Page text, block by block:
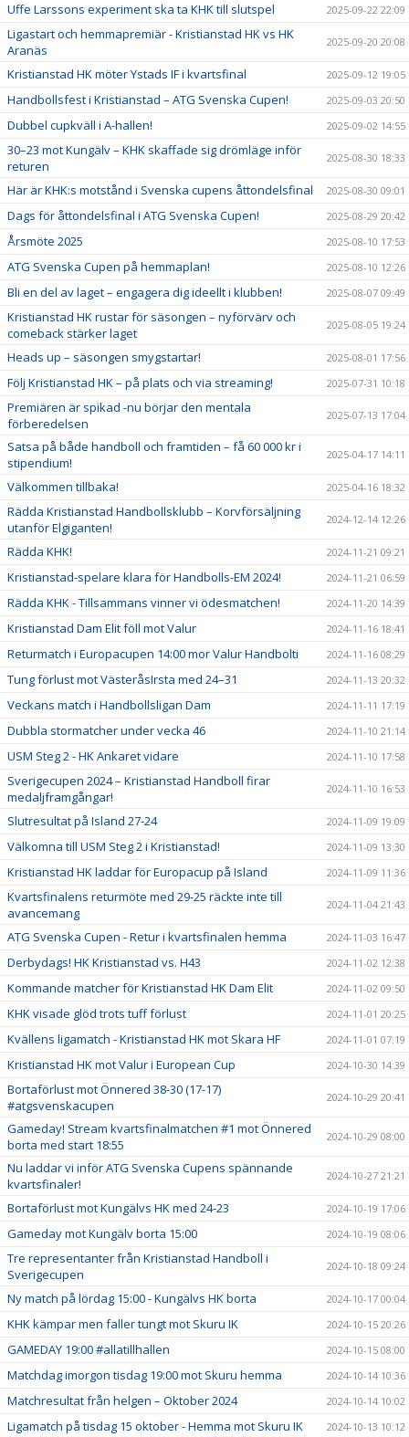
Uffe Larssons experiment ska ta KHK till slutspel 2025-09-22 22:09
Ligastart och hemmapremiär - Kristianstad HK vs HK
Aranäs
2025-09-20 20:08
Kristianstad HK möter Ystads IF i kvartsfinal 2025-09-12 19:05
Handbollsfest i Kristianstad – ATG Svenska Cupen! 2025-09-03 20:50
Dubbel cupkväll i A-hallen! 2025-09-02 14:55
30–23 mot Kungälv – KHK skaffade sig drömläge inför
returen
2025-08-30 18:33
Här är KHK:s motstånd i Svenska cupens åttondelsfinal 2025-08-30 09:01
Dags för åttondelsfinal i ATG Svenska Cupen! 2025-08-29 20:42
Årsmöte 2025 2025-08-10 17:53
ATG Svenska Cupen på hemmaplan! 2025-08-10 12:26
Bli en del av laget – engagera dig ideellt i klubben! 2025-08-07 09:49
Kristianstad HK rustar för säsongen – nyförvärv och
comeback stärker laget
2025-08-05 19:24
Heads up – säsongen smygstartar! 2025-08-01 17:56
Följ Kristianstad HK – på plats och via streaming! 2025-07-31 10:18
Premiären är spikad -nu börjar den mentala
förberedelsen
2025-07-13 17:04
Satsa på både handboll och framtiden – få 60 000 kr i
stipendium!
2025-04-17 14:11
Välkommen tillbaka! 2025-04-16 18:32
Rädda Kristianstad Handbollsklubb – Korvförsäljning
utanför Elgiganten!
2024-12-14 12:26
Rädda KHK! 2024-11-21 09:21
Kristianstad-spelare klara för Handbolls-EM 2024! 2024-11-21 06:59
Rädda KHK - Tillsammans vinner vi ödesmatchen! 2024-11-20 14:39
Kristianstad Dam Elit föll mot Valur 2024-11-16 18:41
Returmatch i Europacupen 14:00 mor Valur Handbolti 2024-11-16 08:29
Tung förlust mot VästeråsIrsta med 24–31 2024-11-13 20:32
Veckans match i Handbollsligan Dam 2024-11-11 17:19
Dubbla stormatcher under vecka 46 2024-11-10 21:14
USM Steg 2 - HK Ankaret vidare 2024-11-10 17:58
Sverigecupen 2024 – Kristianstad Handboll firar
medaljframgångar!
2024-11-10 16:53
Slutresultat på Island 27-24 2024-11-09 19:09
Välkomna till USM Steg 2 i Kristianstad! 2024-11-09 13:30
Kristianstad HK laddar för Europacup på Island 2024-11-09 11:36
Kvartsfinalens returmöte med 29-25 räckte inte till
avancemang
2024-11-04 21:43
ATG Svenska Cupen - Retur i kvartsfinalen hemma 2024-11-03 16:47
Derbydags! HK Kristianstad vs. H43 2024-11-02 12:38
Kommande matcher för Kristianstad HK Dam Elit 2024-11-02 09:50
KHK visade glöd trots tuff förlust 2024-11-01 20:25
Kvällens ligamatch - Kristianstad HK mot Skara HF 2024-11-01 07:19
Kristianstad HK mot Valur i European Cup 2024-10-30 14:39
Bortaförlust mot Önnered 38-30 (17-17)
#atgsvenskacupen
2024-10-29 20:41
Gameday! Stream kvartsfinalmatchen #1 mot Önnered
borta med start 18:55
2024-10-29 08:00
Nu laddar vi inför ATG Svenska Cupens spännande
kvartsfinaler!
2024-10-27 21:21
Bortaförlust mot Kungälvs HK med 24-23 2024-10-19 17:06
Gameday mot Kungälv borta 15:00 2024-10-19 08:06
Tre representanter från Kristianstad Handboll i
Sverigecupen
2024-10-18 09:24
Ny match på lördag 15:00 - Kungälvs HK borta 2024-10-17 00:04
KHK kämpar men faller tungt mot Skuru IK 2024-10-15 20:26
GAMEDAY 19:00 #allatillhallen 2024-10-15 08:00
Matchdag imorgon tisdag 19:00 mot Skuru hemma 2024-10-14 10:36
Matchresultat från helgen – Oktober 2024 2024-10-14 10:02
Ligamatch på tisdag 15 oktober - Hemma mot Skuru IK 2024-10-13 10:12